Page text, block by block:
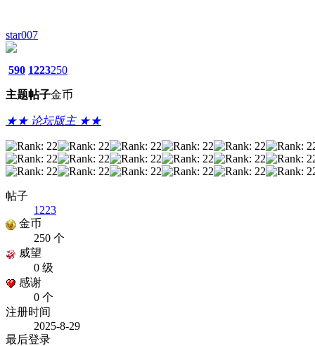
star007
590
主题
1223
帖子
250
金币
★★ 论坛版主 ★★
帖子
1223
金币
250 个
威望
0 级
感谢
0 个
注册时间
2025-8-29
最后登录